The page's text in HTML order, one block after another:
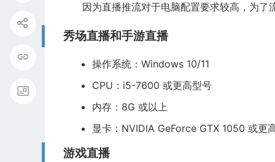
因为直播推流对于电脑配置要求较高，为了
秀场直播和手游直播
操作系统：Windows 10/11
CPU：i5-7600 或更高型号
内存：8G 或以上
显卡：NVIDIA GeForce GTX 1050 或更
游戏直播